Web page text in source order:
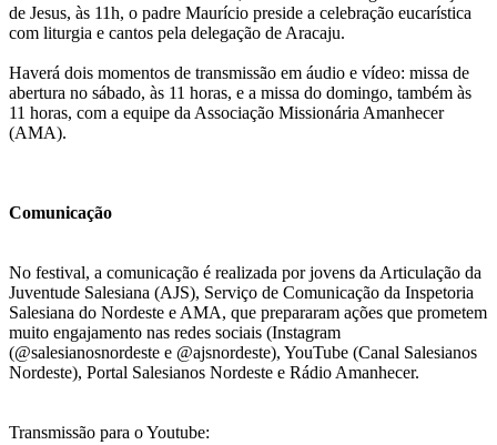
de Jesus, às 11h, o padre Maurício preside a celebração eucarística
com liturgia e cantos pela delegação de Aracaju.
Haverá dois momentos de transmissão em áudio e vídeo: missa de
abertura no sábado, às 11 horas, e a missa do domingo, também às
11 horas, com a equipe da Associação Missionária Amanhecer
(AMA).
Comunicação
No festival, a comunicação é realizada por jovens da Articulação da
Juventude Salesiana (AJS), Serviço de Comunicação da Inspetoria
Salesiana do Nordeste e AMA, que prepararam ações que prometem
muito engajamento nas redes sociais (Instagram
(@salesianosnordeste e @ajsnordeste), YouTube (Canal Salesianos
Nordeste), Portal Salesianos Nordeste e Rádio Amanhecer.
Transmissão para o Youtube: